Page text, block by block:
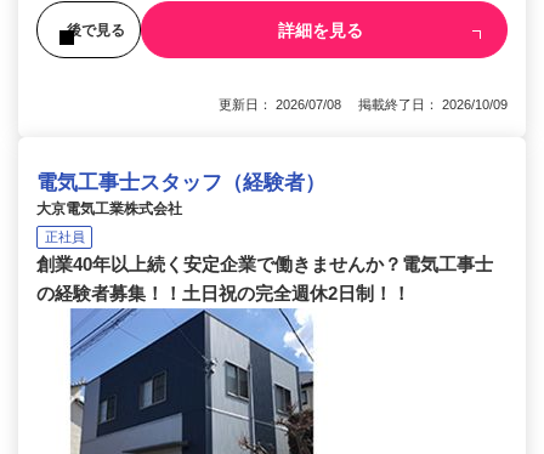
後で見る 詳細を見る
更新日： 2026/07/08 掲載終了日： 2026/10/09
電気工事士スタッフ（経験者）
大京電気工業株式会社
正社員
創業40年以上続く安定企業で働きませんか？電気工事士
の経験者募集！！土日祝の完全週休2日制！！